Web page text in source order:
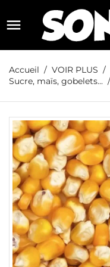

Accueil VOIR PLUS
Sucre, maïs, gobelets...